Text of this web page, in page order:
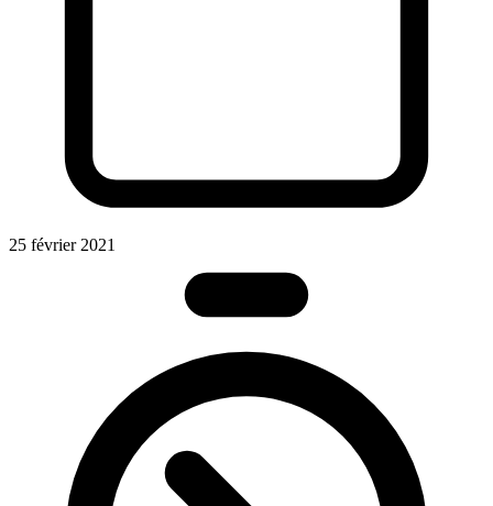
25 février 2021